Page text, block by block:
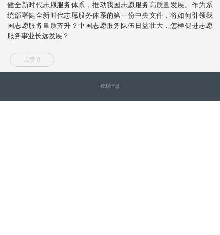
健全新时代志愿服务体系，推动我国志愿服务高质量发展。作为系
统部署健全新时代志愿服务体系的第一份中央文件，将如何引领我
国志愿服务量质齐升？中国志愿服务队伍日益壮大，怎样促进志愿
服务事业长远发展？
点赞 0
授权信息